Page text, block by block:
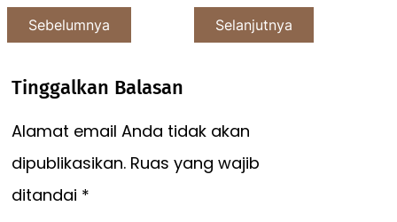
Sebelumnya Selanjutnya
Tinggalkan Balasan
Alamat email Anda tidak akan
dipublikasikan. Ruas yang wajib
ditandai *